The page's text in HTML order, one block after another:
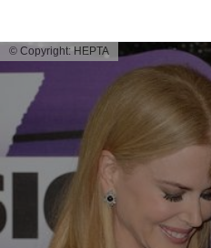
© Copyright: HEPTA